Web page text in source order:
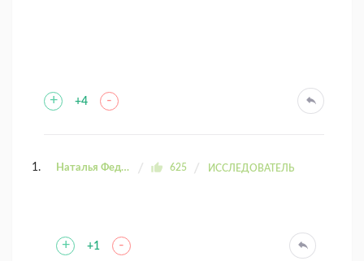
+ +4 -
Наталья Федоровна 625 ИССЛЕДОВАТЕЛЬ
+ +1 -